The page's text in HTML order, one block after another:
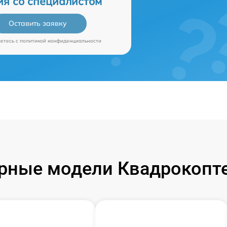
Оставить заявку
c политикой конфиденциальности
модели